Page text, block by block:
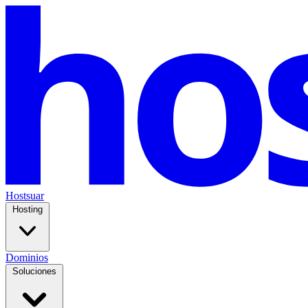
Hostsuar
Hosting
Dominios
Soluciones